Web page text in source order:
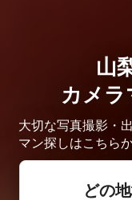
山
カメラ
大切な写真撮影・
マン探しはこちらか
どの